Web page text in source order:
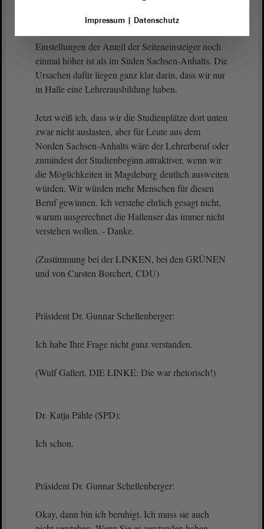
dass die Lehrerausbildung nur im Süden Sachsen-
Anhalts vonstattengeht. Die sagen mir übrigens
Einstellungen der Anteil der Seiteneinsteiger noch
einmal höher ist als im Süden Sachsen-Anhalts. Die
Ursachen dafür liegen ganz klar darin, dass wir nur
in Halle eine Lehrerausbildung haben.
Jetzt weiß ich, dass wir die Studienplätze dort unten
zwar nicht auslasten, aber für Leute aus dem
Norden Sachsen-Anhalts wäre der Lehrerberuf oder
zumindest der Studienbeginn attraktiver, wenn wir
die Möglichkeiten in Magdeburg deutlich ausweiten
würden. Wir würden mehr Menschen für diesen
Beruf gewinnen. Ich verstehe ehrlich gesagt nicht,
warum ausgerechnet die Hallenser das immer nicht
verstehen wollen. - Danke.
(Zustimmung bei der LINKEN, bei den GRÜNEN
und von Carsten Borchert, CDU)
Präsident Dr. Gunnar Schellenberger:
Ich habe Ihre Frage nicht ganz verstanden.
(Wulf Gallert, DIE LINKE: Die war rhetorisch!)
Dr. Katja Pähle (SPD):
Ich schon.
Präsident Dr. Gunnar Schellenberger:
Okay, dann bin ich beruhigt. Ich muss sie auch
Impressum| Datenschutz